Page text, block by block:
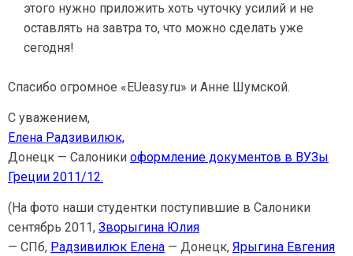
этого нужно приложить хоть чуточку усилий и не
оставлять на завтра то, что можно сделать уже
сегодня!
Спасибо огромное «EUeasy.ru» и Анне Шумской.
С уважением,
Елена Радзивилюк,
Донецк — Салоники оформление документов в ВУЗы
Греции 2011/12.
(На фото наши студентки поступившие в Салоники
сентябрь 2011, Зворыгина Юлия
— СПб, Радзивилюк Елена — Донецк, Ярыгина Евгения